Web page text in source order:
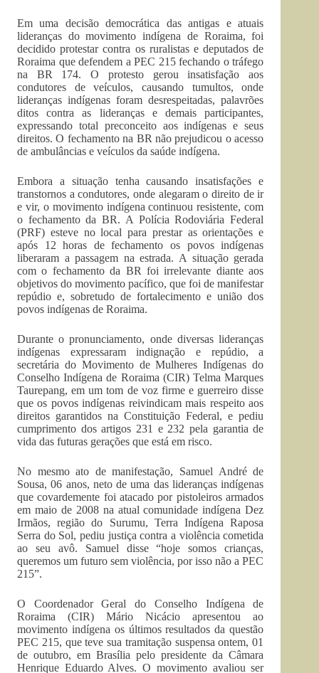
Em uma decisão democrática das antigas e atuais
lideranças do movimento indígena de Roraima, foi
decidido protestar contra os ruralistas e deputados de
Roraima que defendem a PEC 215 fechando o tráfego
na BR 174. O protesto gerou insatisfação aos
condutores de veículos, causando tumultos, onde
lideranças indígenas foram desrespeitadas, palavrões
ditos contra as lideranças e demais participantes,
expressando total preconceito aos indígenas e seus
direitos. O fechamento na BR não prejudicou o acesso
de ambulâncias e veículos da saúde indígena.
Embora a situação tenha causando insatisfações e
transtornos a condutores, onde alegaram o direito de ir
e vir, o movimento indígena continuou resistente, com
o fechamento da BR. A Polícia Rodoviária Federal
(PRF) esteve no local para prestar as orientações e
após 12 horas de fechamento os povos indígenas
liberaram a passagem na estrada. A situação gerada
com o fechamento da BR foi irrelevante diante aos
objetivos do movimento pacífico, que foi de manifestar
repúdio e, sobretudo de fortalecimento e união dos
povos indígenas de Roraima.
Durante o pronunciamento, onde diversas lideranças
indígenas expressaram indignação e repúdio, a
secretária do Movimento de Mulheres Indígenas do
Conselho Indígena de Roraima (CIR) Telma Marques
Taurepang, em um tom de voz firme e guerreiro disse
que os povos indígenas reivindicam mais respeito aos
direitos garantidos na Constituição Federal, e pediu
cumprimento dos artigos 231 e 232 pela garantia de
vida das futuras gerações que está em risco.
No mesmo ato de manifestação, Samuel André de
Sousa, 06 anos, neto de uma das lideranças indígenas
que covardemente foi atacado por pistoleiros armados
em maio de 2008 na atual comunidade indígena Dez
Irmãos, região do Surumu, Terra Indígena Raposa
Serra do Sol, pediu justiça contra a violência cometida
ao seu avô. Samuel disse “hoje somos crianças,
queremos um futuro sem violência, por isso não a PEC
215”.
O Coordenador Geral do Conselho Indígena de
Roraima (CIR) Mário Nicácio apresentou ao
movimento indígena os últimos resultados da questão
PEC 215, que teve sua tramitação suspensa ontem, 01
de outubro, em Brasília pelo presidente da Câmara
Henrique Eduardo Alves. O movimento avaliou ser